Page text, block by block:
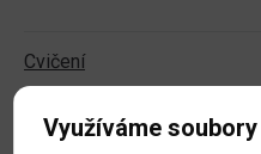
Cvičení
Ergoterapie
Využíváme